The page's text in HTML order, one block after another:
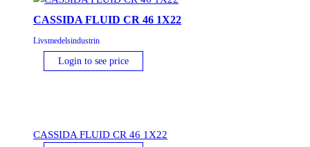
CASSIDA FLUID CR 46 1X22
Livsmedelsindustrin
Login to see price
CASSIDA FLUID CR 46 1X22